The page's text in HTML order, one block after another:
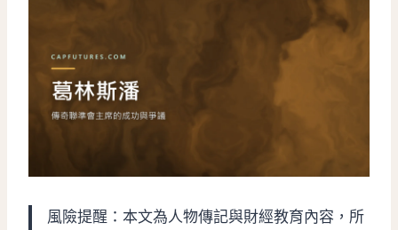
風險提醒：本文為人物傳記與財經教育內容，所